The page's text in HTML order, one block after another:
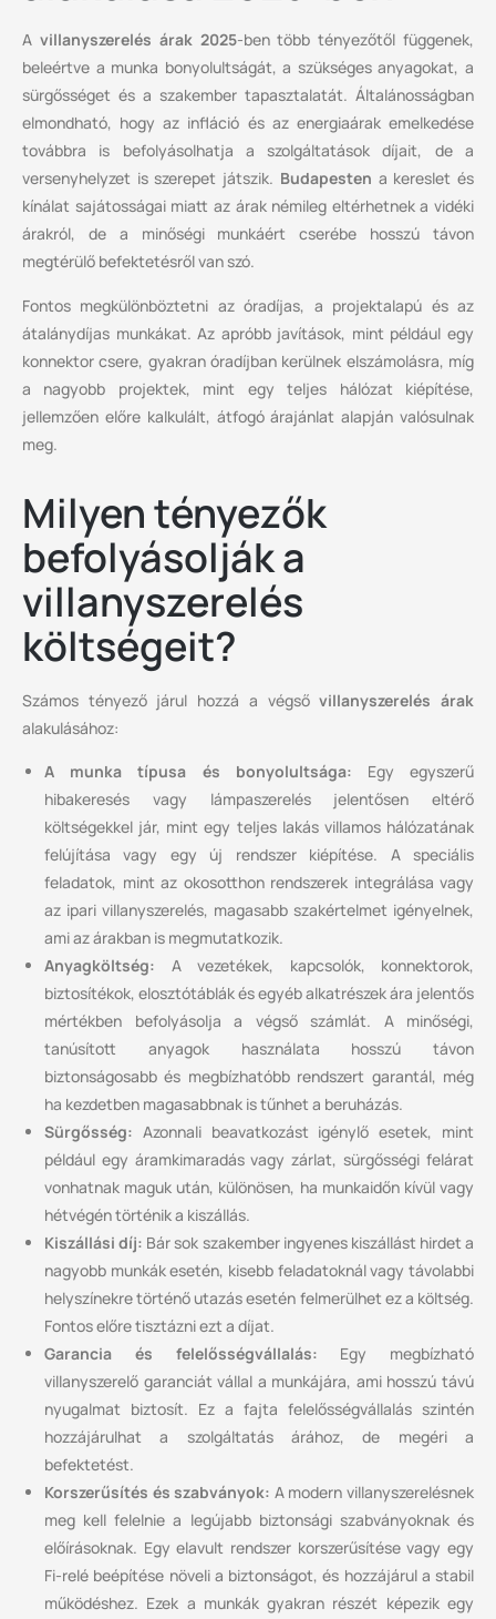
A villanyszerelés árak 2025-ben több tényezőtől függenek,
beleértve a munka bonyolultságát, a szükséges anyagokat, a
sürgősséget és a szakember tapasztalatát. Általánosságban
elmondható, hogy az infláció és az energiaárak emelkedése
továbbra is befolyásolhatja a szolgáltatások díjait, de a
versenyhelyzet is szerepet játszik. Budapesten a kereslet és
kínálat sajátosságai miatt az árak némileg eltérhetnek a vidéki
árakról, de a minőségi munkáért cserébe hosszú távon
megtérülő befektetésről van szó.
Fontos megkülönböztetni az óradíjas, a projektalapú és az
átalánydíjas munkákat. Az apróbb javítások, mint például egy
konnektor csere, gyakran óradíjban kerülnek elszámolásra, míg
a nagyobb projektek, mint egy teljes hálózat kiépítése,
jellemzően előre kalkulált, átfogó árajánlat alapján valósulnak
meg.
Milyen tényezők
befolyásolják a
villanyszerelés
költségeit?
Számos tényező járul hozzá a végsővillanyszerelés árak
alakulásához:
A munka típusa és bonyolultsága: Egy egyszerű
hibakeresés vagy lámpaszerelés jelentősen eltérő
költségekkel jár, mint egy teljes lakás villamos hálózatának
felújítása vagy egy új rendszer kiépítése. A speciális
feladatok, mint az okosotthon rendszerek integrálása vagy
az ipari villanyszerelés, magasabb szakértelmet igényelnek,
ami az árakban is megmutatkozik.
Anyagköltség: A vezetékek, kapcsolók, konnektorok,
biztosítékok, elosztótáblák és egyéb alkatrészek ára jelentős
mértékben befolyásolja a végső számlát. A minőségi,
tanúsított anyagok használata hosszú távon
biztonságosabb és megbízhatóbb rendszert garantál, még
ha kezdetben magasabbnak is tűnhet a beruházás.
Sürgősség: Azonnali beavatkozást igénylő esetek, mint
például egy áramkimaradás vagy zárlat, sürgősségi felárat
vonhatnak maguk után, különösen, ha munkaidőn kívül vagy
hétvégén történik a kiszállás.
Kiszállási díj: Bár sok szakember ingyenes kiszállást hirdet a
nagyobb munkák esetén, kisebb feladatoknál vagy távolabbi
helyszínekre történő utazás esetén felmerülhet ez a költség.
Fontos előre tisztázni ezt a díjat.
Garancia és felelősségvállalás: Egy megbízható
villanyszerelő garanciát vállal a munkájára, ami hosszú távú
nyugalmat biztosít. Ez a fajta felelősségvállalás szintén
hozzájárulhat a szolgáltatás árához, de megéri a
befektetést.
Korszerűsítés és szabványok: A modern villanyszerelésnek
meg kell felelnie a legújabb biztonsági szabványoknak és
előírásoknak. Egy elavult rendszer korszerűsítése vagy egy
Fi-relé beépítése növeli a biztonságot, és hozzájárul a stabil
működéshez. Ezek a munkák gyakran részét képezik egy